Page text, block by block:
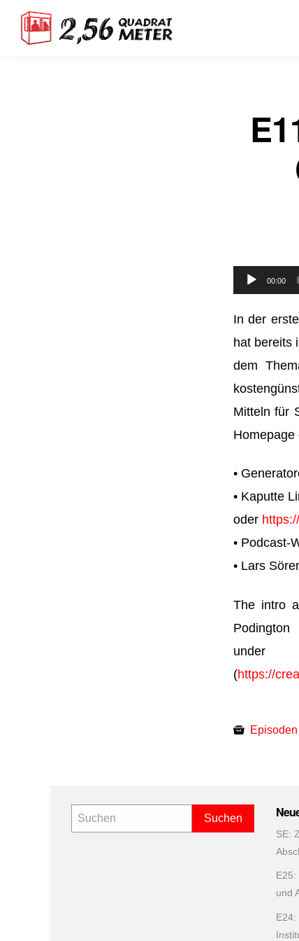
Audio-00:00
In der
hat bereits
dem
Mitteln für
Homepage
•
• Kaputte
oder
• Podcast-
• Lars
The intro
under
(https://
Episoden
SE:
und